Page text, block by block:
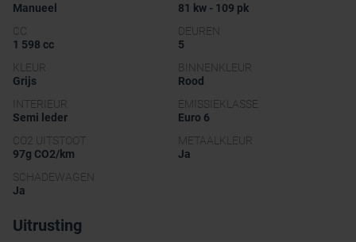
Manueel
81 kw - 109 pk
CC
1 598 cc
DEUREN
5
KLEUR
Grijs
BINNENKLEUR
Rood
INTERIEUR
Semi leder
EMISSIEKLASSE
Euro 6
CO2 UITSTOOT
97g CO2/km
METAALKLEUR
Ja
SCHADEWAGEN
Ja
Uitrusting